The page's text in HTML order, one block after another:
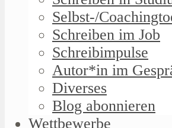
Selbst-/
Schreiben im Job
Schreibimpulse
Autor*in im
Diverses
Blog abonnieren
Wettbewerbe